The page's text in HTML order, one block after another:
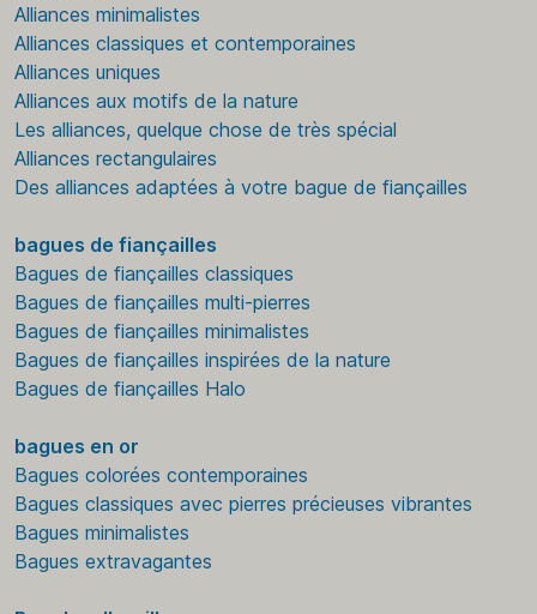
Alliances minimalistes
Alliances classiques et contemporaines
Alliances uniques
Alliances aux motifs de la nature
Les alliances, quelque chose de très spécial
Alliances rectangulaires
Des alliances adaptées à votre bague de fiançailles
bagues de fiançailles
Bagues de fiançailles classiques
Bagues de fiançailles multi-pierres
Bagues de fiançailles minimalistes
Bagues de fiançailles inspirées de la nature
Bagues de fiançailles Halo
bagues en or
Bagues colorées contemporaines
Bagues classiques avec pierres précieuses vibrantes
Bagues minimalistes
Bagues extravagantes